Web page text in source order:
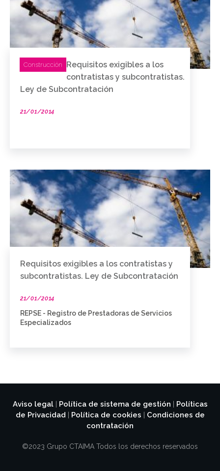
Construcción
Requisitos exigibles a los
contratistas y subcontratistas.
Ley de Subcontratación
21/01/2014
Requisitos exigibles a los contratistas y
subcontratistas. Ley de Subcontratación
21/01/2014
REPSE - Registro de Prestadoras de Servicios
Especializados
Aviso legal| Política de sistema de gestión
Políticas
de Privacidad
Política de cookies
Condiciones de
contratación
©2023 Grupo CTAIMA Todos los derechos reservados